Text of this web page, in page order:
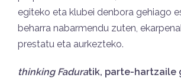
egiteko eta klubei denbora gehiago
beharra nabarmendu zuten,
prestatu eta aurkezteko.
thinking Faduratik, parte-hartzaile